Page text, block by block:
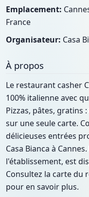
Emplacement:
France
Organisateur: Casa
À propos
Le restaurant casher
100% italienne avec
Pizzas, pâtes, gratins
sur une seule carte.
délicieuses entrées
Casa Bianca à
l'établissement, est
Consultez la carte du
pour en savoir plus.